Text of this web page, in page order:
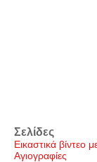
Σελίδες
Εικαστικά βίντεο
Αγιογραφίες